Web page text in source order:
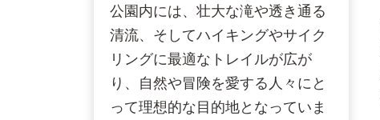
公園内には、壮大な滝や透き通る
清流、そしてハイキングやサイク
リングに最適なトレイルが広が
り、自然や冒険を愛する人々にと
って理想的な目的地となっていま